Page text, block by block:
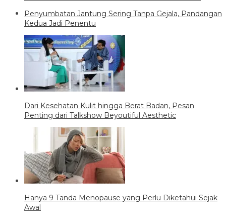
Penyumbatan Jantung Sering Tanpa Gejala, Pandangan
Kedua Jadi Penentu
Dari Kesehatan Kulit hingga Berat Badan, Pesan
Penting dari Talkshow Beyoutiful Aesthetic
Hanya 9 Tanda Menopause yang Perlu Diketahui Sejak
Awal